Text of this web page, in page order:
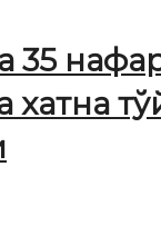
35
хатна